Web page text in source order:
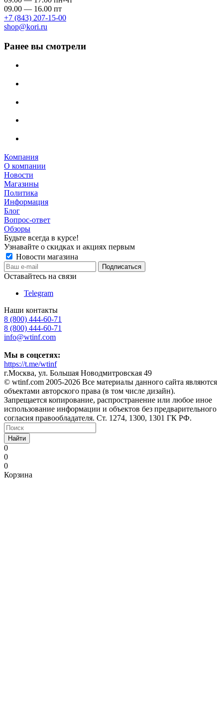
09.00 — 16.00 пт
+7 (843) 207-15-00
shop@kori.ru
Ранее вы смотрели
Компания
О компании
Новости
Магазины
Политика
Информация
Блог
Вопрос-ответ
Обзоры
Будьте всегда в курсе!
Узнавайте о скидках и акциях первым
Новости магазина
Оставайтесь на связи
Telegram
Наши контакты
8 (800) 444-60-71
8 (800) 444-60-71
info@wtinf.com
Мы в соцсетях:
https://t.me/wtinf
г.Москва, ул. Большая Новодмитровская 49
©️ wtinf.com 2005-2026 Все материалы данного сайта являются
объектами авторского права (в том числе дизайн).
Запрещается копирование, распространение или любое иное
использование информации и объектов без предварительного
согласия правообладателя. Ст. 1274, 1300, 1301 ГК РФ.
Найти
0
0
0
Корзина